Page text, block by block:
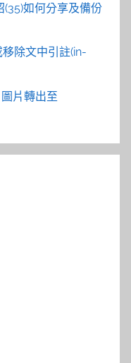
如何分享及備份
除文中引註(in-
片轉出至